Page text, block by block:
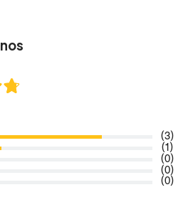
(3)
(1)
(0)
(0)
(0)